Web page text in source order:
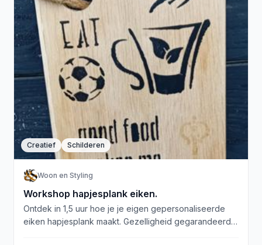
Creatief Schilderen
Woon en Styling
Workshop hapjesplank eiken.
Ontdek in 1,5 uur hoe je je eigen gepersonaliseerde
eiken hapjesplank maakt. Gezelligheid gegarandeerd!